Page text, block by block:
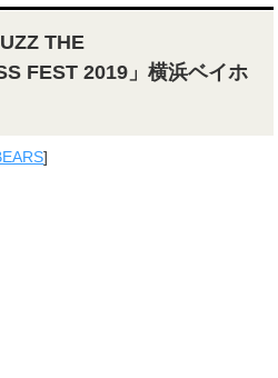
THE
FEST 2019」横浜ベイホ
]